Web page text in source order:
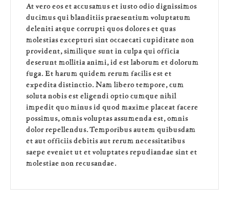
At vero eos et accusamus et iusto odio dignissimos
ducimus qui blanditiis praesentium voluptatum
deleniti atque corrupti quos dolores et quas
molestias excepturi sint occaecati cupiditate non
provident, similique sunt in culpa qui officia
deserunt mollitia animi, id est laborum et dolorum
fuga. Et harum quidem rerum facilis est et
expedita distinctio. Nam libero tempore, cum
soluta nobis est eligendi optio cumque nihil
impedit quo minus id quod maxime placeat facere
possimus, omnis voluptas assumenda est, omnis
dolor repellendus. Temporibus autem quibusdam
et aut officiis debitis aut rerum necessitatibus
saepe eveniet ut et voluptates repudiandae sint et
molestiae non recusandae.